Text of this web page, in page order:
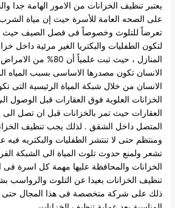
يعتبر تنظيف الخزانات من الامور الهامة جدا
على الصحه العامة للأسرة حيث إن مياة
تعرضاً للتلوث وخصوصاً فى فصل الصيف حيث
لتكون الطفليات والبكتريا الغير مرئية داخل
المنازل ، حيث
ثبت علمياً أن 80%
الانسان تكون مصدرها الاساسى بسبب المياه
الانسان من خلال شبكة المياة الرئيسية التى
الخزانات العلوية فوق العقارات قبل الوصول
العقارات حيث تمر بالخزانات قبل ان تصل الى
المتصل داخل الشقق . لذلك يجب تنظيف
ومنتظم حتى لا تنتشر الطفليات والبكتريه فيه
تشعر ولمنع حدوث تلوث المياة الى الشبكة
الخزانات والمحافظة عليها مهمة كل اسرة فى
تنظيف الخزانات بعيدا عن التلوث والرواسب
ذلك على شركة متخصصة فى هذا المجال حتى